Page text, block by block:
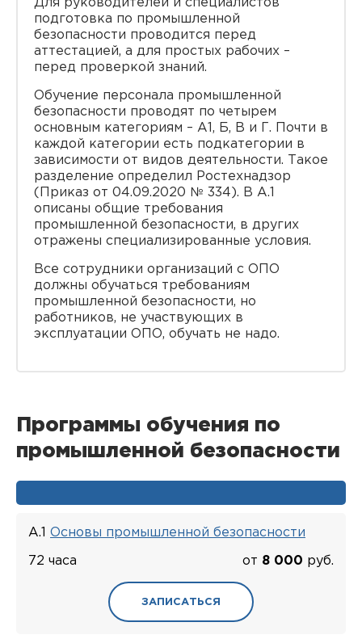
Для руководителей и специалистов
подготовка по промышленной
безопасности проводится перед
аттестацией, а для простых рабочих –
перед проверкой знаний.
Обучение персонала промышленной
безопасности проводят по четырем
основным категориям – А1, Б, В и Г. Почти в
каждой категории есть подкатегории в
зависимости от видов деятельности. Такое
разделение определил Ростехнадзор
(Приказ от 04.09.2020 № 334). В А.1
описаны общие требования
промышленной безопасности, в других
отражены специализированные условия.
Все сотрудники организаций с ОПО
должны обучаться требованиям
промышленной безопасности, но
работников, не участвующих в
эксплуатации ОПО, обучать не надо.
Программы обучения по
промышленной безопасности
А.1 Основы промышленной безопасности
72 часа от 8 000 руб.
ЗАПИСАТЬСЯ